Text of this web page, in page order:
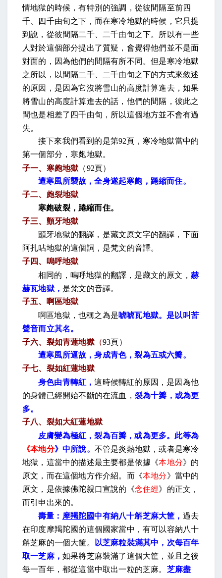
情地獄的時候，有特別的強調，從彼間隔至前四
千、四千由旬之下，而在寒冷地獄的時候，它只提
到說，從彼間隔二千、二千由旬之下。所以有一些
人對於這個部分提出了質疑，會覺得他們並不是面
對面的，因為他們的間隔有所不同。但是寒冷地獄
之所以，以間隔二千、二千由旬之下的方式來敘述
的原因，是因為它沒將雪山的高度計算進去，如果
將雪山的高度計算進去的話，他們的間隔，彼此之
間也是相差了四千由旬，所以這個地方並不會有過
失。
接下來我們看到的是第92頁，寒冷地獄當中的
第一個部分，寒皰地獄。
子一、寒皰地獄 （92頁）
遭寒風所襲故，全身遂起寒皰，踡縮而住。
子二、皰裂地獄
寒皰破裂，踡縮而住。
子三、顫牙地獄
顫牙地獄的翻譯，是藏文原文字的翻譯，下面
阿扎呫地獄的這個詞，是梵文的音譯。
子四、嗚呼地獄
相同的，鳴呼地獄的翻譯，是藏文的原文， 赫
赫瓦地獄， 是梵文的音譯。
子五、啊區地獄
啊區地獄，也稱之為是唬唬瓦地獄。是以叫苦
聲音而立其名。
子六、裂如青蓮地獄（93頁）
遭寒風所逼故，身成青色，裂為五或六瓣。
子七、裂如紅蓮地獄
身色由青轉紅，這時候轉紅的原因，是因為他
的身體已經開始不斷的在流血， 裂為十瓣，或為更
多。
子八、裂如大紅蓮地獄
皮膚變為極紅，裂為百瓣，或為更多。此等為
《本地分》中所說。 不管是炎熱地獄，或者是寒冷
地獄，這當中的描述最主要都是依據《本地分》的
原文，而在這個地方作介紹。而《本地分》當中的
原文，是依據佛陀親口宣說的《念住經》的正文，
而引申出來的。
壽量： 摩羯陀國中有納八十斛芝麻大筐， 過去
在印度摩羯陀國的這個國家當中，有可以容納八十
斛芝麻的一個大筐。
以芝麻粒裝滿其中，次每百年
取一芝麻， 如果將芝麻裝滿了這個大筐，並且之後
每一百年，都從這當中取出一粒的芝麻。 芝麻盡